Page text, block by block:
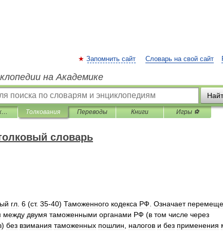
Запомнить сайт Словарь на свой сайт
на Академике
Внешнеэкономический толковый словарь Толкования Переводы Книги Игры ⚽
словарь
гл 6 (ст. 35-40) Таможенного кодекса РФ Означает
между двумя таможенными органами РФ (в том числе через
) без взимания таможенных пошлин налогов и без применения